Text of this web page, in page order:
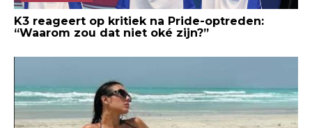
K3 reageert op kritiek na Pride-optreden:
“Waarom zou dat niet oké zijn?”